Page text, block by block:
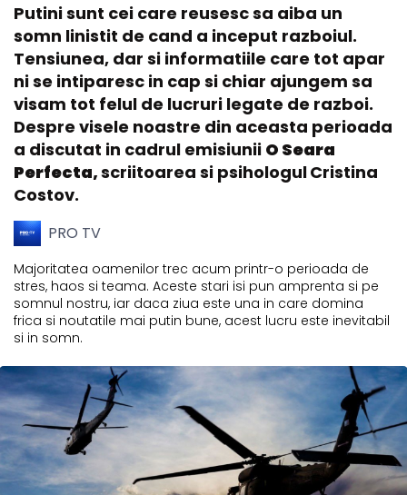
Putini sunt cei care reusesc sa aiba un
somn linistit de cand a inceput razboiul.
Tensiunea, dar si informatiile care tot apar
ni se intiparesc in cap si chiar ajungem sa
visam tot felul de lucruri legate de razboi.
Despre visele noastre din aceasta perioada
a discutat in cadrul emisiunii O Seara
Perfecta,scriitoarea si psihologulCristina
Costov.
PRO TV
Majoritatea oamenilor trec acum printr-o perioada de
stres, haos si teama. Aceste stari isi pun amprenta si pe
somnul nostru, iar daca ziua este una in care domina
frica si noutatile mai putin bune, acest lucru este inevitabil
si in somn.